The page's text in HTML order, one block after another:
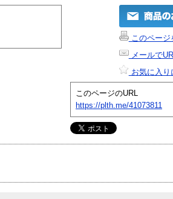
このページ
メールで
お気に入り
このページのURL
https://plth.me/41073811